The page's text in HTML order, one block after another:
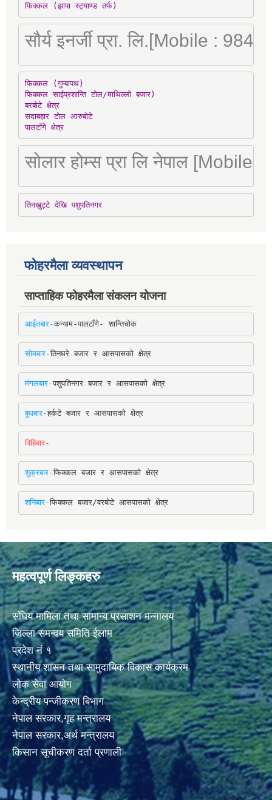
फिक्कल (झापा स्ट्याण्ड तर्फ)
सौर्य इनर्जी प्रा. लि.[Mobile :
फिक्कल (गुम्बापथ)
फिक्कल साईप्रशान्ति टोल/माथिल्लो बजार)
बरबोटे क्षेत्र
सदाबहार टोल आरुबोटे
पालटाँगे क्षेत्र
सोलार होम्स प्रा लि नेपाल [Mobile
तिनखुट्टे देखि पशुपतिनगर
फोहरमैला व्यवस्थापन
साप्ताहिक फोहरमैला संकलन योजना
आईतबार-कन्याम-पालटाँगे- शान्तिचोक
सोमबार-तिनघरे बजार र आसपासको क्षेत्र
मंगलबार-पशुपतिनगर बजार र आसपासको क्षेत्र
बुधबार-हर्कटे बजार र आसपासको क्षेत्र
विहिबार-
शुक्रबार-फिक्कल बजार र आसपासको क्षेत्र
शनिबार-फिक्कल बजार/वरबोटे आसपासको क्षेत्र
महत्वपूर्ण लिङ्कहरु
संघिय मामिला तथा सामान्य प्रसाशन मन्नालय
जिल्ला समन्वय समिति ईलाम
प्रदेश नं १
स्थानीय शासन तथा सामुदायिक विकास कार्यक्रम
लोक सेवा आयोग
केन्द्रीय पन्जीकरण बिभाग
नेपाल सरकार,गृह मन्त्रालय
नेपाल सरकार,अर्थ मन्त्रालय
किसान सूचीकरण दर्ता प्रणाली